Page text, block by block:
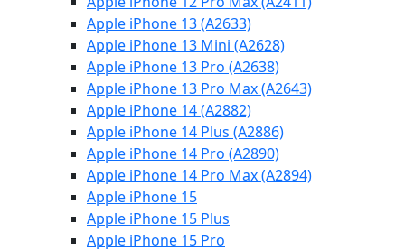
Apple iPhone 13 (A2633)
Apple iPhone 13 Mini (A2628)
Apple iPhone 13 Pro (A2638)
Apple iPhone 13 Pro Max (A2643)
Apple iPhone 14 (A2882)
Apple iPhone 14 Plus (A2886)
Apple iPhone 14 Pro (A2890)
Apple iPhone 14 Pro Max (A2894)
Apple iPhone 15
Apple iPhone 15 Plus
Apple iPhone 15 Pro